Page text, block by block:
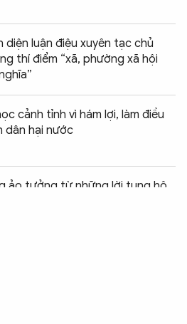
diện luận điệu xuyên tạc chủ
thí điểm “xã, phường xã hội
cảnh tỉnh vì hám lợi, làm điều
dân hại nước
ảo tưởng từ những lời tung hô